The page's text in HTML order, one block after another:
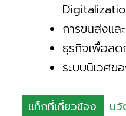
การขนส่งแ
ธุรกิจเพื่อล
ระบบนิเวศ
แท็กที่เกี่ยวข้อง นวั